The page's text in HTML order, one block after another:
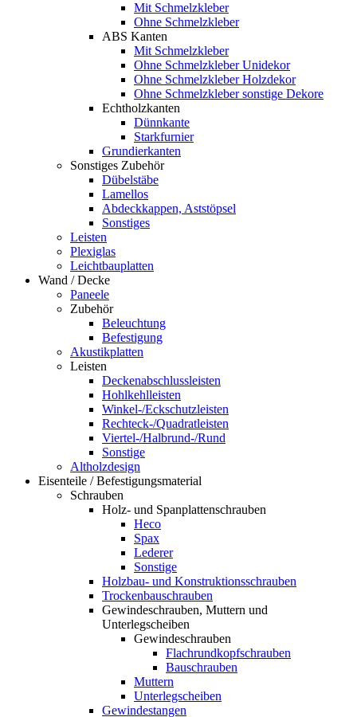
Mit Schmelzkleber
Ohne Schmelzkleber
ABS Kanten
Mit Schmelzkleber
Ohne Schmelzkleber Unidekor
Ohne Schmelzkleber Holzdekor
Ohne Schmelzkleber sonstige Dekore
Echtholzkanten
Dünnkante
Starkfurnier
Grundierkanten
Sonstiges Zubehör
Dübelstäbe
Lamellos
Abdeckkappen, Aststöpsel
Sonstiges
Leisten
Plexiglas
Leichtbauplatten
Wand / Decke
Paneele
Zubehör
Beleuchtung
Befestigung
Akustikplatten
Leisten
Deckenabschlussleisten
Hohlkehlleisten
Winkel-/Eckschutzleisten
Rechteck-/Quadratleisten
Viertel-/Halbrund-/Rund
Sonstige
Altholzdesign
Eisenteile / Befestigungsmaterial
Schrauben
Holz- und Spanplattenschrauben
Heco
Spax
Lederer
Sonstige
Holzbau- und Konstruktionsschrauben
Trockenbauschrauben
Gewindeschrauben, Muttern und
Unterlegscheiben
Gewindeschrauben
Flachrundkopfschrauben
Bauschrauben
Muttern
Unterlegscheiben
Gewindestangen